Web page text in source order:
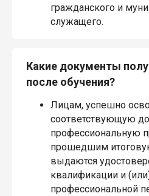
гражданского и
служащего.
Какие документы
после обучения?
Лицам, успешно
соответствующую
профессиональную
прошедшим
выдаются
квалификации и
профессиональной